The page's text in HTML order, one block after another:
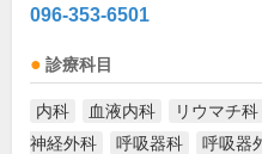
096-353-6501
診療科目
内科 血液内科 リウマチ科
神経外科
呼吸器科 呼吸器